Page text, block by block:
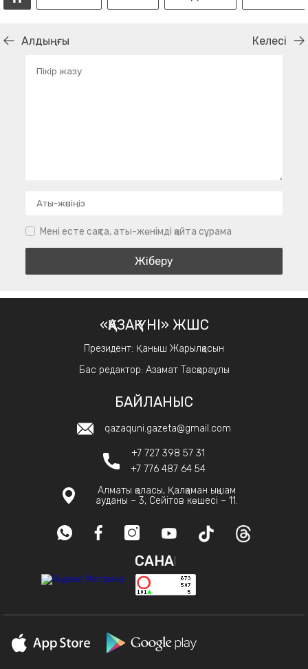
Алдыңғы Келесі
Мені есте сақта, аты-жөнімді қайта сұрама
«ҚАЗАҚ ҮНІ» ЖШС
Президент: Қаныш Жарылқасын
Бас редактор: Азамат Тасқараұлы
БАЙЛАНЫС
qazaquni.gazeta@gmail.com
+7 727 398 57 31
+7 776 487 64 54
Алматы қаласы, Қалқаман ықшам
ауданы – 3, Сейітов көшесі – 11.
САНАҚ